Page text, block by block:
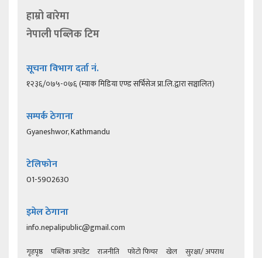
हाम्रो बारेमा
नेपाली पब्लिक टिम
सूचना विभाग दर्ता नं.
१२३६/०७५-०७६ (म्याक मिडिया एण्ड सर्भिसेज प्रा.लि.द्वारा सञ्चालित)
सम्पर्क ठेगाना
Gyaneshwor, Kathmandu
टेलिफोन
01-5902630
इमेल ठेगाना
info.nepalipublic@gmail.com
गृहपृष्ठ पब्लिक अपडेट राजनीति फोटो फिचर खेल सुरक्षा/ अपराध